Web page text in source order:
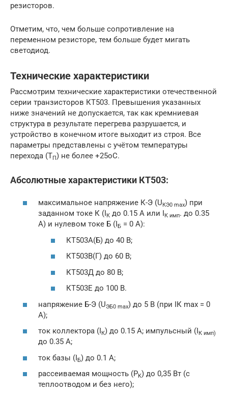
резисторов.
Отметим, что, чем больше сопротивление на
переменном резисторе, тем больше будет мигать
светодиод.
Технические характеристики
Рассмотрим технические характеристики отечественной
серии транзисторов КТ503. Превышения указанных
ниже значений не допускается, так как кремниевая
структура в результате перегрева разрушается, и
устройство в конечном итоге выходит из строя. Все
параметры представлены с учётом температуры
перехода (ТП) не более +25oC.
Абсолютные характеристики КТ503:
максимальное напряжение К-Э (U КЭ0 max) при
заданном токе К (I К до 0.15 А или I К имп. до 0.35
А) и нулевом токе Б (I Б = 0 А):
КТ503А(Б) до 40 В;
КТ503В(Г) до 60 В;
КТ503Д до 80 В;
КТ503Е до 100 В.
напряжение Б-Э (UЭБ0 max) до 5 В (при IК max = 0
А);
ток коллектора (I К) до 0.15 А; импульсный (I К имп)
до 0.35 А;
ток базы (IБ) до 0.1 А;
рассеиваемая мощность (PK) до 0,35 Вт (с
теплоотводом и без него);